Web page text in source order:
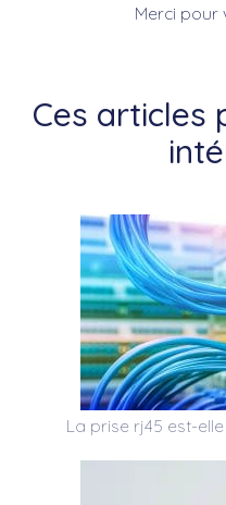
Merci pour
Ces articles
La prise rj45 est-